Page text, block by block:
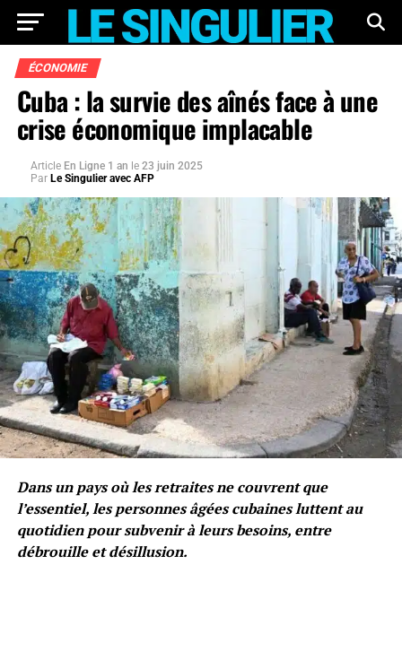
ÉCONOMIE
Cuba : la survie des aînés face à une
crise économique implacable
Article En Ligne 1 an le 23 juin 2025
Par Le Singulier avec AFP
Dans un pays où les retraites ne couvrent que
l’essentiel, les personnes âgées cubaines luttent au
quotidien pour subvenir à leurs besoins, entre
débrouille et désillusion.